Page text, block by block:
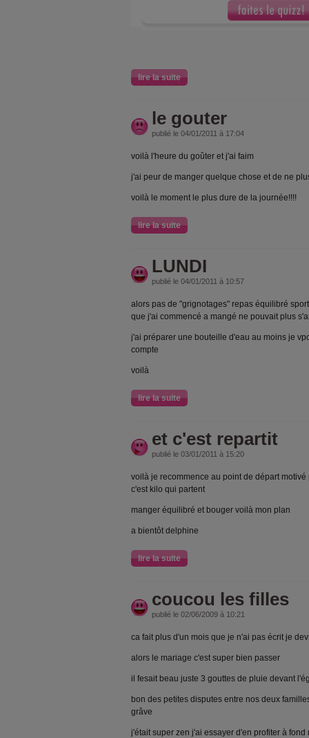
lire la suite
le gouter
publié le 04/01/2011 à 17:04
voilà l'heure du goûter et j'ai faim
j'ai peur de manger quelque chose et de ne
voilà le moment le plus dure de la journée!!!!
lire la suite
LUNDI
publié le 04/01/2011 à 10:57
alors pas de "grignotages" repas équilibré
que j'ai commencé a mangé ne pouvait plus
j'ai préparer une bouteille d'eau au moins je
compte
voilà
lire la suite
et c'est repartit
publié le 03/01/2011 à 15:20
voilà je recommence au point de départ
c'est kilo qui partent
manger équilibré et bouger voilà mon plan
a bientôt delphine
lire la suite
coucou les filles
publié le 02/06/2009 à 10:21
ca fait plus d'un mois que je n'ai pas écrit je
alors le mariage c'est super bien passer
il fesait beau juste 3 gouttes de pluie devant
bon des petites disputes entre nos deux
grâve
j'était super zen j'ai essayer d'en profiter à fond